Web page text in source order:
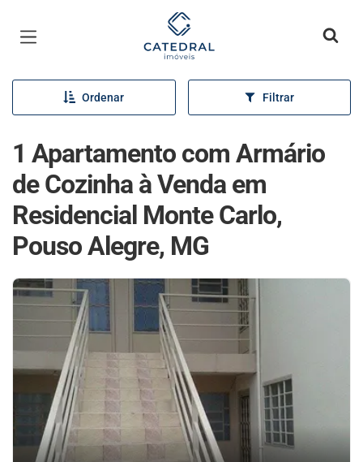
Página inicial
Ordenar Filtrar
1 Apartamento com Armário
de Cozinha à Venda em
Residencial Monte Carlo,
Pouso Alegre, MG